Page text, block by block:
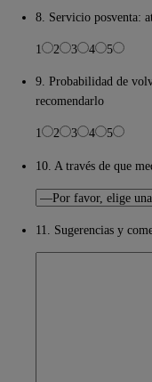
8. Servicio posventa:
1 2 3 4 5
9. Probabilidad de
recomendarlo
1 2 3 4 5
10. A través de que
11. Sugerencias y